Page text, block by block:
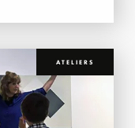
ATELIERS